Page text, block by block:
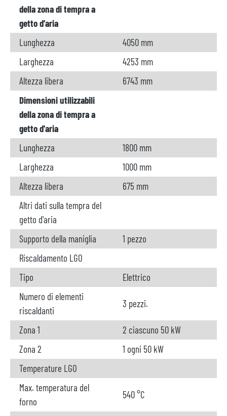
della zona di tempra a
getto d'aria
Lunghezza
4050 mm
Larghezza
4253 mm
Altezza libera
6743 mm
Dimensioni utilizzabili
della zona di tempra a
getto d'aria
Lunghezza
1800 mm
Larghezza
1000 mm
Altezza libera
675 mm
Altri dati sulla tempra del
getto d'aria
Supporto della maniglia
1 pezzo
Riscaldamento LGO
Tipo
Elettrico
Numero di elementi
riscaldanti
3 pezzi.
Zona 1
2 ciascuno 50 kW
Zona 2
1 ogni 50 kW
Temperature LGO
Max. temperatura del
forno
540 °C